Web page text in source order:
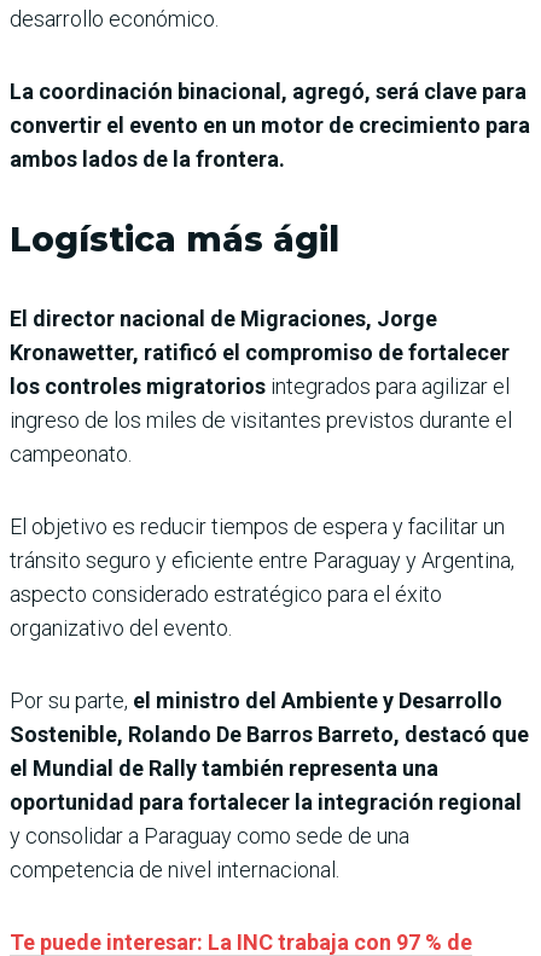
desarrollo económico.
La coordinación binacional, agregó, será clave para
convertir el evento en un motor de crecimiento para
ambos lados de la frontera.
Logística más ágil
El director nacional de Migraciones, Jorge
Kronawetter, ratificó el compromiso de fortalecer
los controles migratorios integrados para agilizar el
ingreso de los miles de visitantes previstos durante el
campeonato.
El objetivo es reducir tiempos de espera y facilitar un
tránsito seguro y eficiente entre Paraguay y Argentina,
aspecto considerado estratégico para el éxito
organizativo del evento.
Por su parte, el ministro del Ambiente y Desarrollo
Sostenible, Rolando De Barros Barreto, destacó que
el Mundial de Rally también representa una
oportunidad para fortalecer la integración regional
y consolidar a Paraguay como sede de una
competencia de nivel internacional.
Te puede interesar: La INC trabaja con 97 % de